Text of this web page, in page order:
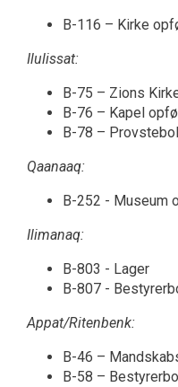
B-116 – Kirke
Ilulissat:
B-75 – Zions
B-76 – Kapel
B-78 –
Qaanaaq:
B-252 - Museum
Ilimanaq:
B-803 - Lager
B-807 -
Appat/Ritenbenk:
B-46 –
B-58 –